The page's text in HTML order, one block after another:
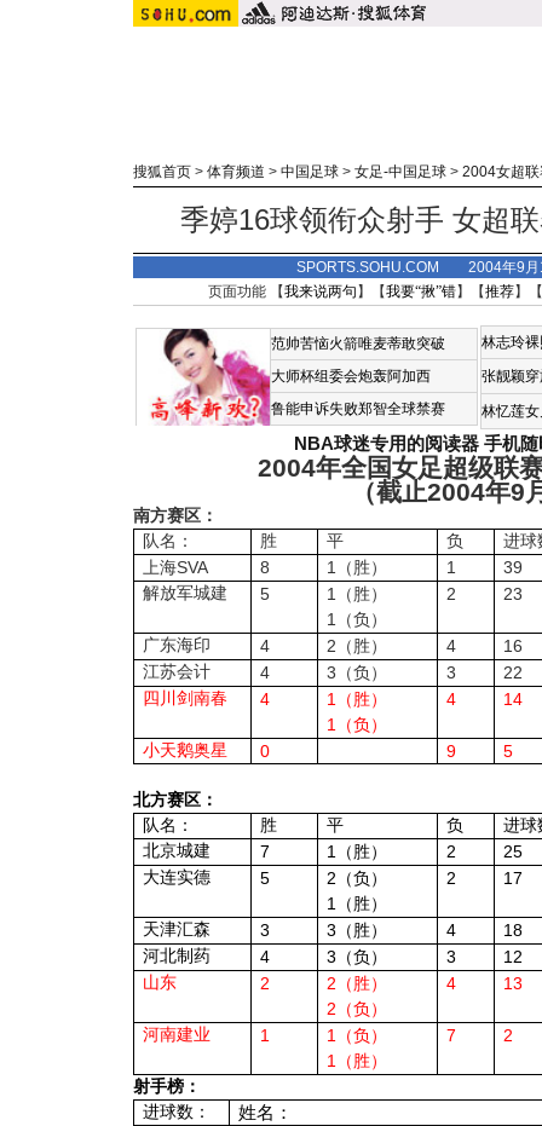
搜狐首页 > 体育频道 > 中国足球 > 女足-中国足球 > 2004女超联
季婷16球领衔众射手 女超
SPORTS.SOHU.COM 2004年9
页面功能 【我来说两句 】【我要“揪”错】【推荐】
范帅苦恼火箭唯麦蒂敢突破
大师杯组委会炮轰阿加西
鲁能申诉失败郑智全球禁赛
林志玲
张靓颖
林忆莲
NBA球迷专用的阅读器 手机
2004年全国女足超级联
（截止2004年9
南方赛区：
队名：
胜 平 负
进球
上海SVA 8 1 （胜） 1 39
解放军城建 5 1 （胜）
1 （负）
2 23
广东海印 4 2 （胜） 4 16
江苏会计 4 3 （负） 3 22
四川剑南春 4 1 （胜）
1 （负）
4 14
小天鹅奥星 0 9 5
北方赛区：
队名：
胜 平 负
进球
北京城建
7 1 （胜） 2 25
大连实德 5 2 （负）
1 （胜）
2 17
天津汇森 3 3 （胜） 4 18
河北制药 4 3 （负） 3 12
山东 2 2 （胜）
2 （负）
4 13
河南建业 1 1 （负）
1 （胜）
7 2
射手榜：
进球数：
姓名：